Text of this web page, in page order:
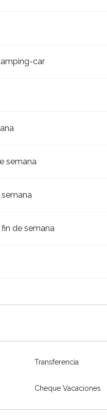
car
semana
de semana
Transferencia
Cheque Vacaciones